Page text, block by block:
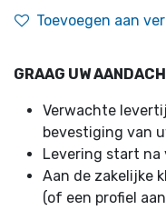
Toevoegen aan
GRAAG UW
Verwachte
bevestiging van
Levering start na
Aan de zakelijke
(of een profiel